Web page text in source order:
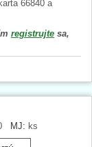
66840 a
registrujte sa,
MJ: ks